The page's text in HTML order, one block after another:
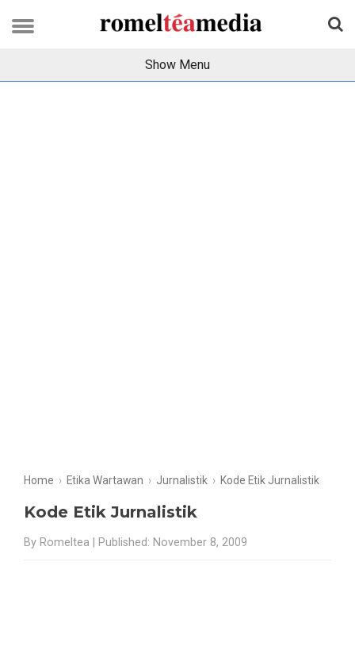
Show Menu
Home › Etika Wartawan › Jurnalistik › Kode Etik Jurnalistik
Kode Etik Jurnalistik
By Romeltea | Published: November 8, 2009